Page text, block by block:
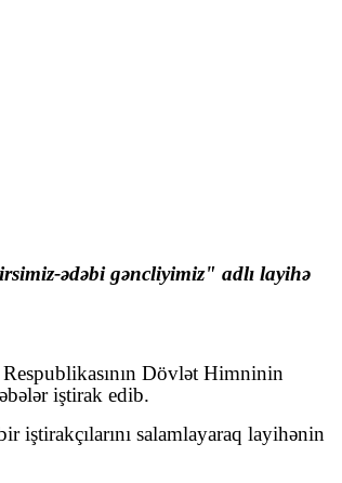
ədəbi gəncliyimiz" adlı layihə
Dövlət Himninin
iştirak edib.
salamlayaraq layihənin